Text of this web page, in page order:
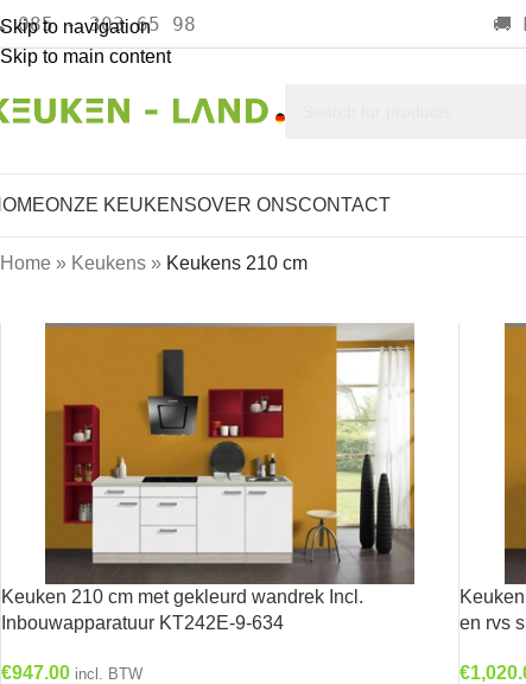
Skip to navigation
Skip to main content
085 - 303 65 98 🚚
ONZE KEUKENSOVER ONSCONTACT
Home » Keukens » Keukens 210 cm
Keuken 210 cm met gekleurd wandrek Incl.
Inbouwapparatuur KT242E-9-634
€947.00 incl. BTW
en rvs
€